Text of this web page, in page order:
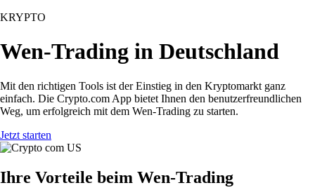
KRYPTO
Wen-Trading in Deutschland
Mit den richtigen Tools ist der Einstieg in den Kryptomarkt ganz
einfach. Die Crypto.com App bietet Ihnen den benutzerfreundlichen
Weg, um erfolgreich mit dem Wen-Trading zu starten.
Jetzt starten
Ihre Vorteile beim Wen-Trading